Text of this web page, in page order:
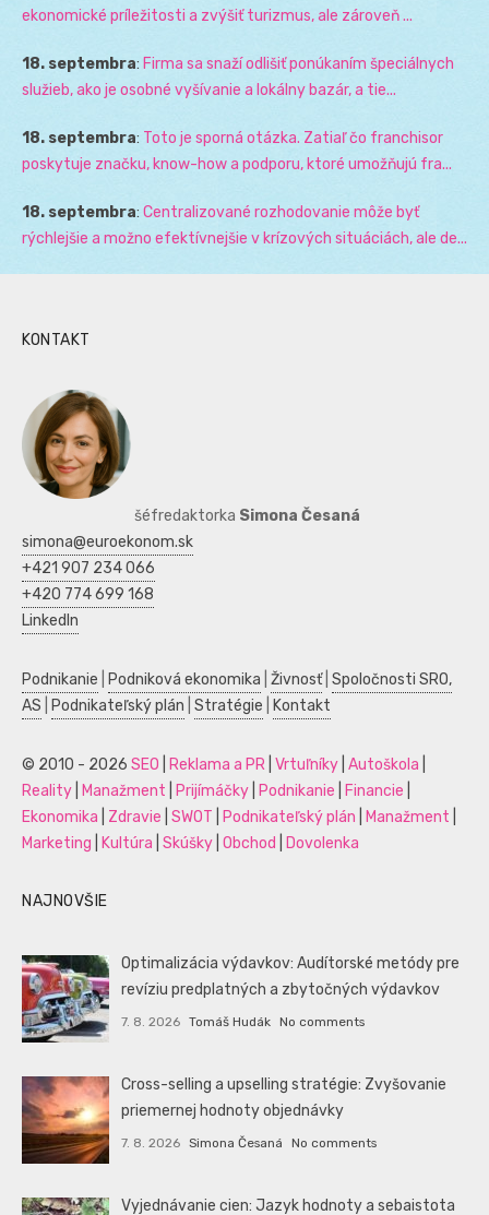
ekonomické príležitosti a zvýšiť turizmus, ale zároveň ...
18. septembra: Firma sa snaží odlišiť ponúkaním špeciálnych
služieb, ako je osobné vyšívanie a lokálny bazár, a tie...
18. septembra: Toto je sporná otázka. Zatiaľ čo franchisor
poskytuje značku, know-how a podporu, ktoré umožňujú fra...
18. septembra: Centralizované rozhodovanie môže byť
rýchlejšie a možno efektívnejšie v krízových situáciách, ale de...
KONTAKT
šéfredaktorka Simona Česaná
simona@euroekonom.sk
+421 907 234 066
+420 774 699 168
LinkedIn
Podnikanie Podniková ekonomika Živnosť| Spoločnosti SRO,
AS
Podnikateľský plán Stratégie Kontakt
© 2010 - 2026 SEO Reklama a PR Vrtuľníky Autoškola
Reality
Manažment Prijímáčky Podnikanie Financie
Ekonomika
Zdravie SWOT Podnikateľský plán Manažment
Marketing
Kultúra Skúšky Obchod Dovolenka
NAJNOVŠIE
Optimalizácia výdavkov: Audítorské metódy pre
revíziu predplatných a zbytočných výdavkov
7. 8. 2026 Tomáš Hudák No comments
Cross-selling a upselling stratégie: Zvyšovanie
priemernej hodnoty objednávky
7. 8. 2026 Simona Česaná No comments
Vyjednávanie cien: Jazyk hodnoty a sebaistota